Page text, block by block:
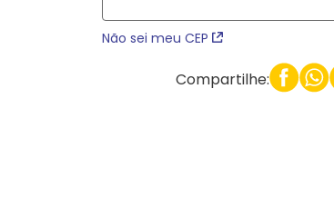
Não sei meu CEP
Compartilhe: